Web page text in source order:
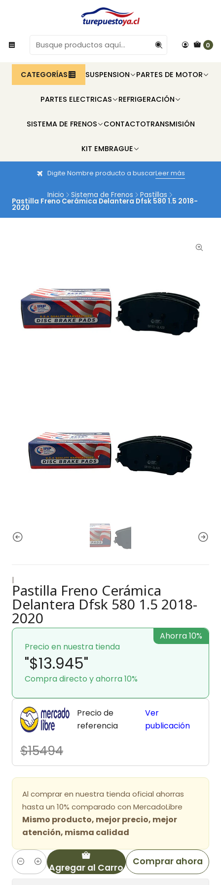
0
CATEGORÍAS SUSPENSION PARTES DE MOTOR
PARTES ELECTRICAS REFRIGERACIÓN
SISTEMA DE FRENOS CONTACTOTRANSMISIÓN
KIT EMBRAGUE
Digite Nombre producto a buscarLeer más
Inicio Sistema de Frenos Pastillas
Pastilla Freno Cerámica Delantera Dfsk 580 1.5 2018-
2020
|
Pastilla Freno Cerámica
Delantera Dfsk 580 1.5 2018-
2020
Precio en nuestra tienda
"$13.945"
Compra directo y ahorra 10%
Ahorra 10%
Precio de
referencia
$15494
Ver
publicación
Al comprar en nuestra tienda oficial ahorras
hasta un 10% comparado con MercadoLibre
Mismo producto, mejor precio, mejor
atención, misma calidad
Cantidad Agregar al Carro
Comprar ahora